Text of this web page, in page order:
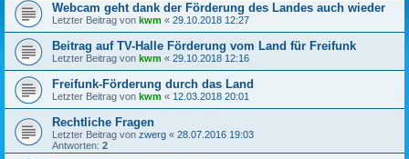
Webcam geht dank der Förderung des Landes auch wieder
Letzter Beitrag von kwm « 29.10.2018 12:27
Beitrag auf TV-Halle Förderung vom Land für Freifunk
Letzter Beitrag von kwm « 29.10.2018 12:16
Freifunk-Förderung durch das Land
Letzter Beitrag von kwm « 12.03.2018 20:01
Rechtliche Fragen
Letzter Beitrag von zwerg « 28.07.2016 19:03
Antworten: 2